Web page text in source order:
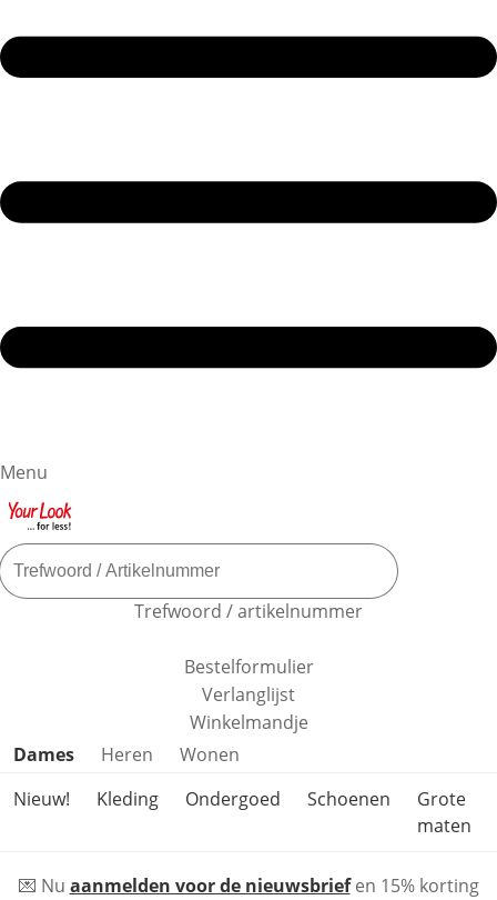
Menu
Trefwoord / artikelnummer
Bestelformulier
Verlanglijst
Winkelmandje
Productcategorieën overslaan
Dames Heren
Wonen
Nieuw!
Kleding Ondergoed Schoenen
Grote
maten
💌 Nu aanmelden voor de nieuwsbriefen 15% korting